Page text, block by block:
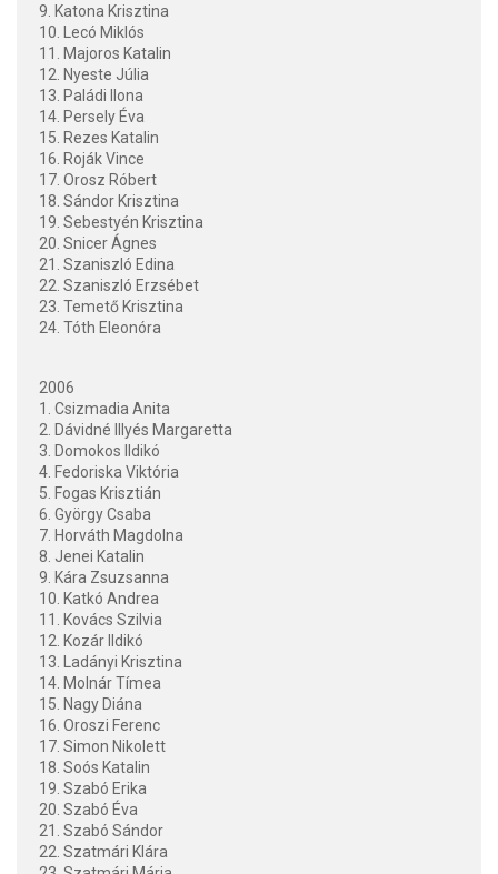
9. Katona Krisztina
10. Lecó Miklós
11. Majoros Katalin
12. Nyeste Júlia
13. Paládi Ilona
14. Persely Éva
15. Rezes Katalin
16. Roják Vince
17. Orosz Róbert
18. Sándor Krisztina
19. Sebestyén Krisztina
20. Snicer Ágnes
21. Szaniszló Edina
22. Szaniszló Erzsébet
23. Temető Krisztina
24. Tóth Eleonóra
2006
1. Csizmadia Anita
2. Dávidné Illyés Margaretta
3. Domokos Ildikó
4. Fedoriska Viktória
5. Fogas Krisztián
6. György Csaba
7. Horváth Magdolna
8. Jenei Katalin
9. Kára Zsuzsanna
10. Katkó Andrea
11. Kovács Szilvia
12. Kozár Ildikó
13. Ladányi Krisztina
14. Molnár Tímea
15. Nagy Diána
16. Oroszi Ferenc
17. Simon Nikolett
18. Soós Katalin
19. Szabó Erika
20. Szabó Éva
21. Szabó Sándor
22. Szatmári Klára